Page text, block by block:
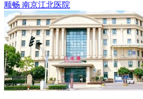
顺畅 南京江北医院